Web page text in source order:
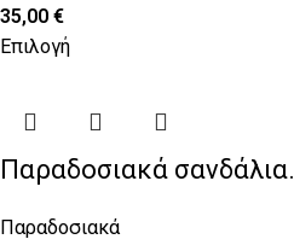
35,00 €
Επιλογή
Παραδοσιακά σανδάλια.
Παραδοσιακά